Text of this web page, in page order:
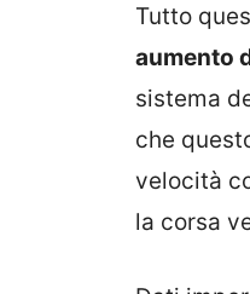
Tutto
aumento
sistema
che
velocità
la corsa